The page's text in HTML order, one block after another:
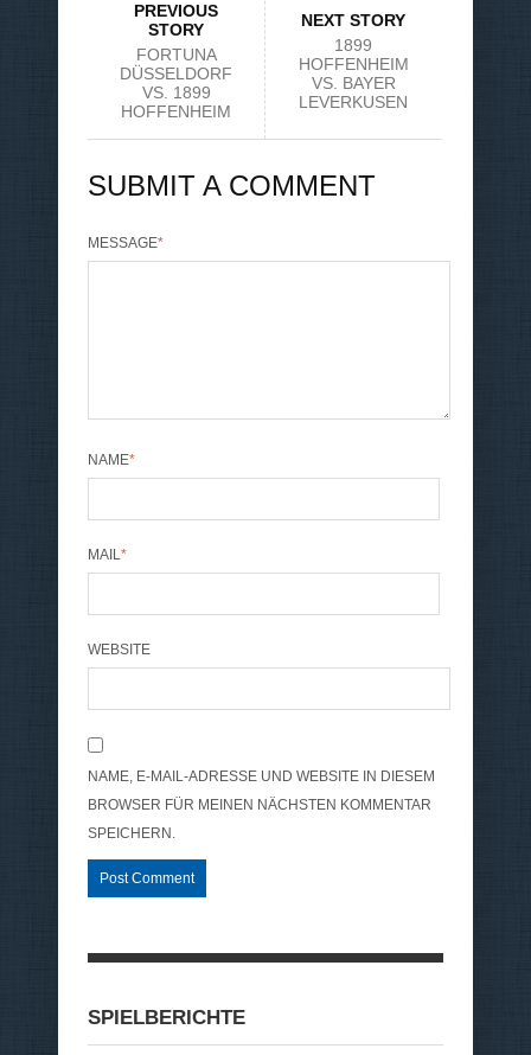
PREVIOUS
STORY
FORTUNA
DÜSSELDORF
VS. 1899
HOFFENHEIM
NEXT STORY
1899
HOFFENHEIM
VS. BAYER
LEVERKUSEN
SUBMIT A COMMENT
MESSAGE*
NAME*
MAIL*
WEBSITE
NAME, E-MAIL-ADRESSE UND WEBSITE IN DIESEM
BROWSER FÜR MEINEN NÄCHSTEN KOMMENTAR
SPEICHERN.
SPIELBERICHTE